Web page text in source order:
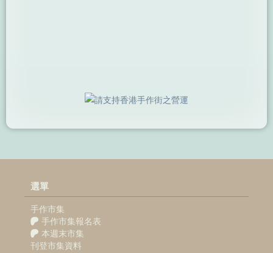
選單
手作市集
手作市集報名表
本週末市集
刊登市集資料